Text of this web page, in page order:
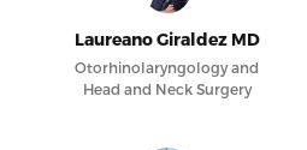
Laureano Giraldez MD
Otorhinolaryngology and
Head and Neck Surgery